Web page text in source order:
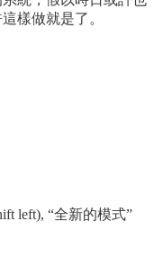
樣做就是了。
left), “全新的模式”